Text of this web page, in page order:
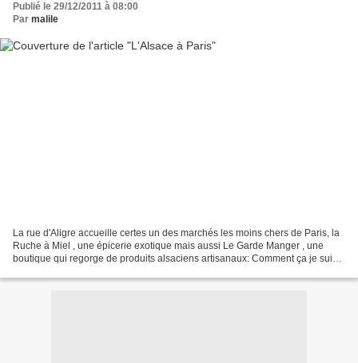
Publié le 29/12/2011 à 08:00
Par malile
La rue d'Aligre accueille certes un des marchés les moins chers de Paris, la
Ruche à Miel , une épicerie exotique mais aussi Le Garde Manger , une
boutique qui regorge de produits alsaciens artisanaux: Comment ça je suis